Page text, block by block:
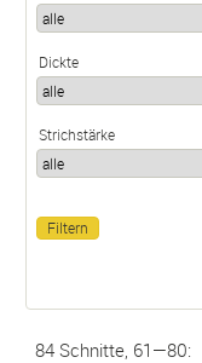
Dickte
Strichstärke
84 Schnitte, 61—80: